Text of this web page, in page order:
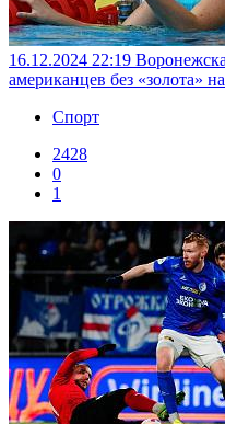
16.12.2024 22:19
американцев без «золота»
Спорт
2428
0
1